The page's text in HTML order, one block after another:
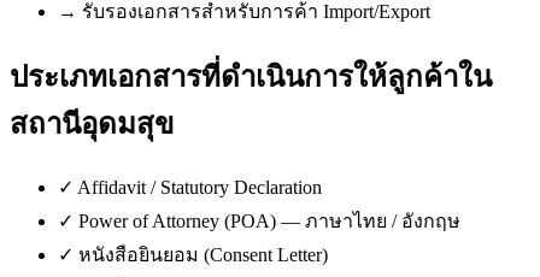
→ รับรองเอกสารสำหรับการค้า Import/Export
ประเภทเอกสารที่ดำเนินการให้ลูกค้าใน
สถานีอุดมสุข
✓ Affidavit / Statutory Declaration
✓ Power of Attorney (POA) — ภาษาไทย / อังกฤษ
✓ หนังสือยินยอม (Consent Letter)